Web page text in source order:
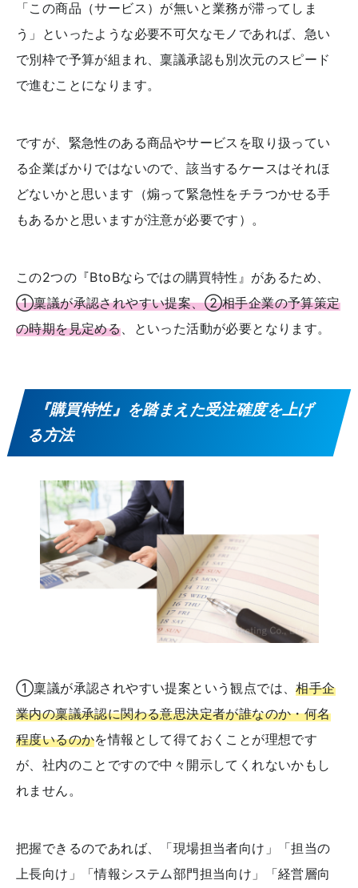
「この商品（サービス）が無いと業務が滞ってしま
う」といったような必要不可欠なモノであれば、急い
で別枠で予算が組まれ、稟議承認も別次元のスピード
で進むことになります。
ですが、緊急性のある商品やサービスを取り扱ってい
る企業ばかりではないので、該当するケースはそれほ
どないかと思います（煽って緊急性をチラつかせる手
もあるかと思いますが注意が必要です）。
この2つの『BtoBならではの購買特性』があるため、
①稟議が承認されやすい提案、②相手企業の予算策定
の時期を見定める 、といった活動が必要となります。
『購買特性』を踏まえた受注確度を上げ
る方法
①稟議が承認されやすい提案という観点では、相手企
業内の稟議承認に関わる意思決定者が誰なのか・何名
程度いるのかを情報として得ておくことが理想です
が、社内のことですので中々開示してくれないかもし
れません。
把握できるのであれば、「現場担当者向け」「担当の
上長向け」「情報システム部門担当向け」「経営層向